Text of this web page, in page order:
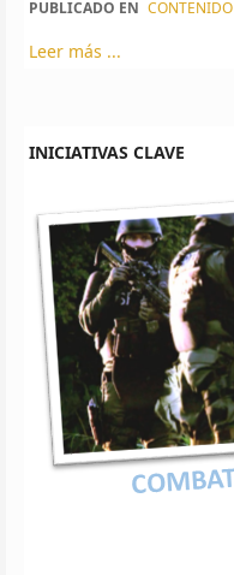
PUBLICADO EN CONTENIDO
Leer más ...
INICIATIVAS CLAVE